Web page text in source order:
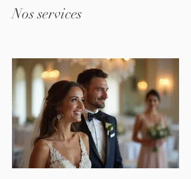
Nos services